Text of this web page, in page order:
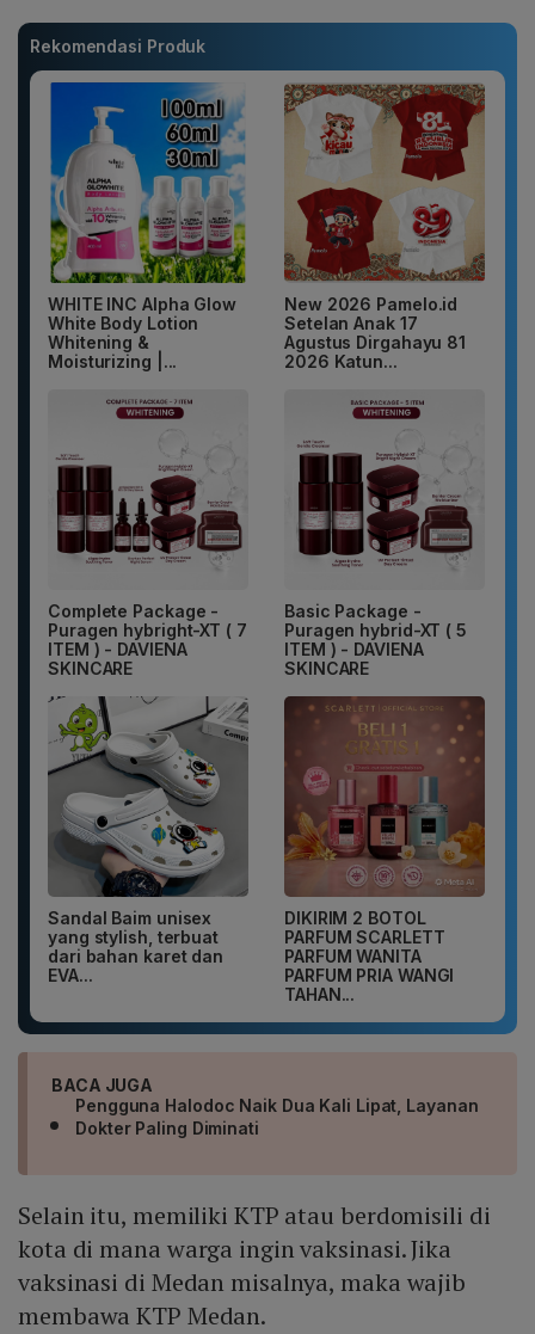
Rekomendasi Produk
WHITE INC Alpha Glow
White Body Lotion
Whitening &
Moisturizing |...
New 2026 Pamelo.id
Setelan Anak 17
Agustus Dirgahayu 81
2026 Katun...
Complete Package -
Puragen hybright-XT ( 7
ITEM ) - DAVIENA
SKINCARE
Basic Package -
Puragen hybrid-XT ( 5
ITEM ) - DAVIENA
SKINCARE
Sandal Baim unisex
yang stylish, terbuat
dari bahan karet dan
EVA...
DIKIRIM 2 BOTOL
PARFUM SCARLETT
PARFUM WANITA
PARFUM PRIA WANGI
TAHAN...
BACA JUGA
Pengguna Halodoc Naik Dua Kali Lipat, Layanan
Dokter Paling Diminati
Selain itu, memiliki KTP atau berdomisili di
kota di mana warga ingin vaksinasi. Jika
vaksinasi di Medan misalnya, maka wajib
membawa KTP Medan.